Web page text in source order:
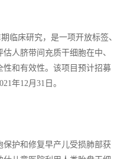
临床研究，是一项开放标签、
人脐带间充质干细胞在中、
和有效性。该项目预计招募
年12月31日。
保护和修复早产儿受损肺部获